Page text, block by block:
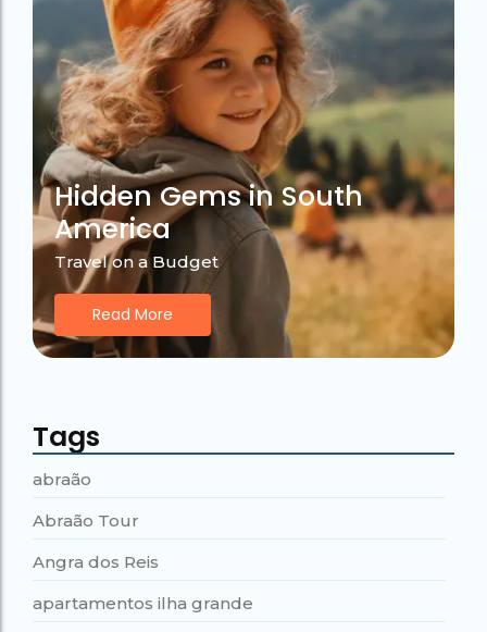
Hidden Gems in South
America
Travel on a Budget
Read More
Tags
abraão
Abraão Tour
Angra dos Reis
apartamentos ilha grande